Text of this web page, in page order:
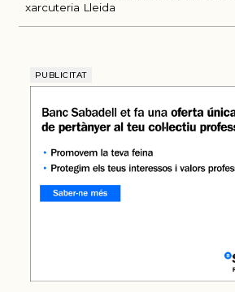
xarcuteria Lleida
PUBLICITAT